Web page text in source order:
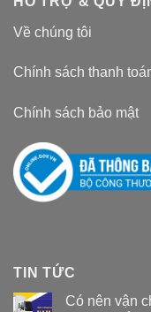
Về chúng tôi
Chính sách thanh
Chính sách bảo mật
TIN TỨC
Có nên vận